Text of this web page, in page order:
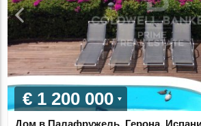
€ 1 200 000